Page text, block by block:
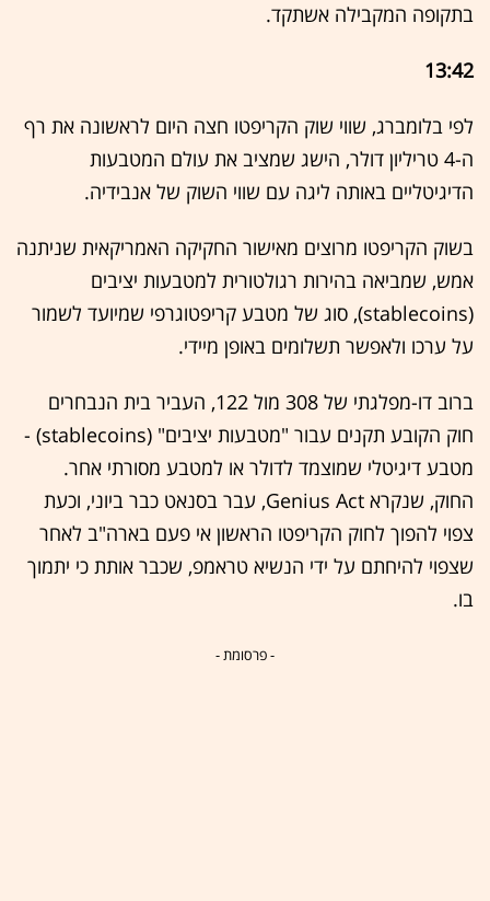
בתקופה המקבילה אשתקד.
13:42
לפי בלומברג, שווי שוק הקריפטו חצה היום לראשונה את רף
ה-4 טריליון דולר, הישג שמציב את עולם המטבעות
הדיגיטליים באותה ליגה עם שווי השוק של אנבידיה.
בשוק הקריפטו מרוצים מאישור החקיקה האמריקאית שניתנה
אמש, שמביאה בהירות רגולטורית למטבעות יציבים
(stablecoins), סוג של מטבע קריפטוגרפי שמיועד לשמור
על ערכו ולאפשר תשלומים באופן מיידי.
ברוב דו-מפלגתי של 308 מול 122, העביר בית הנבחרים
חוק הקובע תקנים עבור "מטבעות יציבים" (stablecoins) -
מטבע דיגיטלי שמוצמד לדולר או למטבע מסורתי אחר.
החוק, שנקרא Genius Act, עבר בסנאט כבר ביוני, וכעת
צפוי להפוך לחוק הקריפטו הראשון אי פעם בארה"ב לאחר
שצפוי להיחתם על ידי הנשיא טראמפ, שכבר אותת כי יתמוך
בו.
- פרסומת -